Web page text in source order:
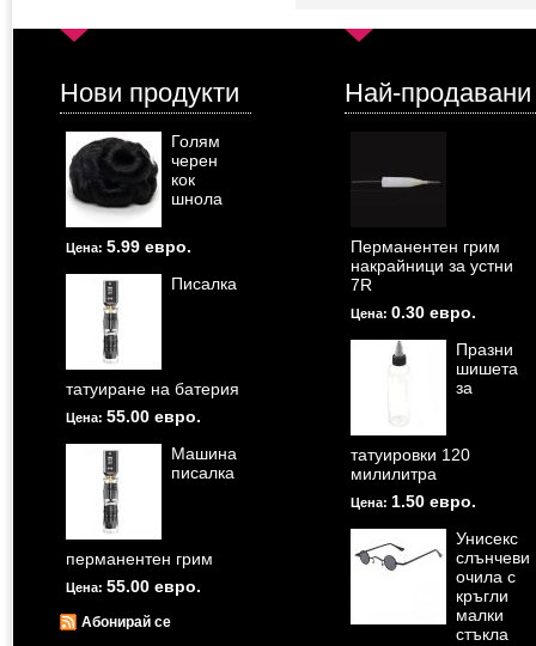
Нови продукти
Голям
черен
кок
шнола
Цена: 5.99 евро.
Писалка
татуиране на батерия
Цена: 55.00 евро.
Машина
писалка
перманентен грим
Цена: 55.00 евро.
Абонирай се
Най-продавани
Перманентен грим
накрайници за устни
7R
Цена: 0.30 евро.
Празни
шишета
за
татуировки 120
милилитра
Цена: 1.50 евро.
Унисекс
слънчеви
очила с
кръгли
малки
стъкла